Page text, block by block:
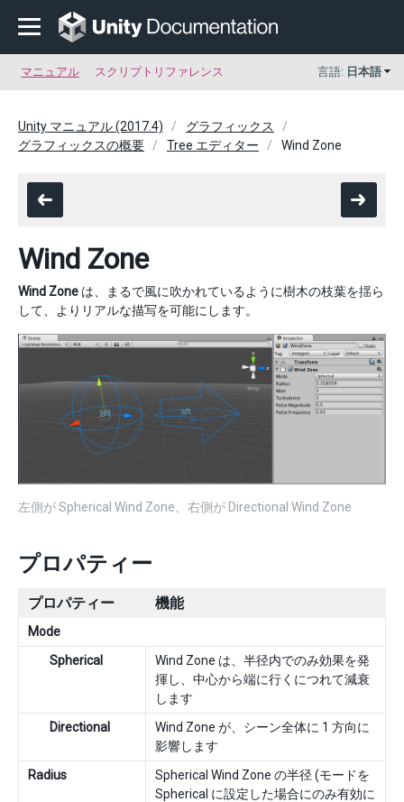
マニュアル スクリプトリファレンス 言語: 日本語
Unity マニュアル (2017.4)
グラフィックス
グラフィックスの概要
Tree エディター Wind Zone
Wind Zone
Wind Zone は、まるで風に吹かれているように樹木の枝葉を揺ら
して、よりリアルな描写を可能にします。
左側が Spherical Wind Zone、右側が Directional Wind Zone
プロパティー
プロパティー 機能
Mode
Spherical
Wind Zone は、半径内でのみ効果を発
揮し、中心から端に行くにつれて減衰
します
Directional
Wind Zone が、シーン全体に 1 方向に
影響します
Radius
Spherical Wind Zone の半径 (モードを
Spherical に設定した場合にのみ有効に